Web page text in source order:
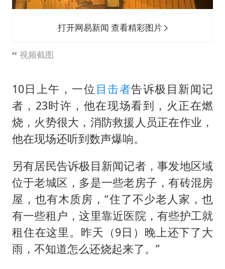
打开网易新闻 查看精彩图片
视频截图
10日上午，一位 目击者告诉极目新闻记
者，23时许，他在现场看到，火正在燃
烧，火势很大，消防救援人员正在作业，
他在现场还听到数声爆响。
另有居民告诉极目新闻记者，事发地区域
位于老城区，多是一些老房子，有砖混房
屋，也有木质房，“住了不少老人家，也
有一些租户，这里靠近医院，有些护工就
租住在这里。昨天（9日）晚上还下了大
雨，不知道怎么还烧起来了。”